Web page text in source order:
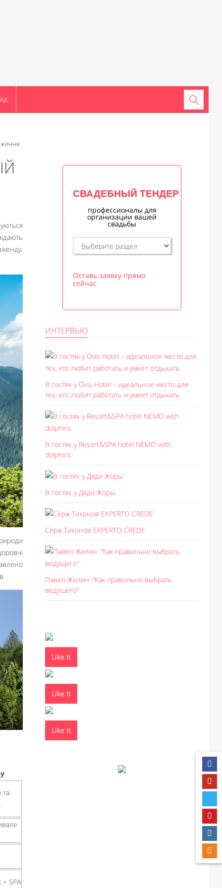
та
+ SPA
СВАДЕБНЫЙ ТЕНДЕР
профессионалы для
организации вашей
свадьбы
Оставь заявку прямо
сейчас
ИНТЕРВЬЮ
В гостях у Ovis Hotel – идеальное место для
тех, кто любит работать и умеет отдыхать
В гостях у Resort&SPA hotel NEMO with
dolphins
В гостях у Дяди Жоры
Серж Тихонов EXPERTO CREDE
Павел Жилин: “Как правильно выбрать
ведущего”
Like It
Like It
Like It